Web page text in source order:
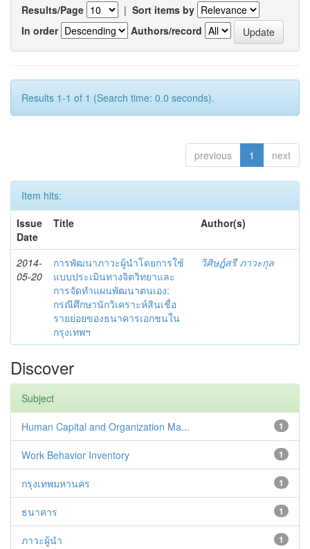
Results/Page | Sort items by
In order
Authors/record
Results 1-1 of 1 (Search time: 0.0 seconds).
previous 1 next
Item hits:
Issue
Date
Title Author(s)
2014-
05-20
การพัฒนาภาวะผู้นำโดยการใช้
แบบประเมินทางจิตวิทยาและ
การจัดทำแผนพัฒนาตนเอง:
กรณีศึกษานักวิเคราะห์สินเชื่อ
รายย่อยของธนาคารเอกชนใน
กรุงเทพฯ
วิศิษฎ์สรี ภาวะกุล
Discover
Subject
1
Human Capital and Organization Ma...
1
Work Behavior Inventory
1
กรุงเทพมหานคร
1
ธนาคาร
1
ภาวะผู้นำ